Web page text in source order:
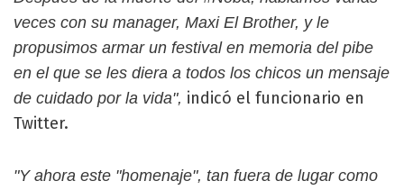
veces con su manager, Maxi El Brother, y le
propusimos armar un festival en memoria del pibe
en el que se les diera a todos los chicos un mensaje
de cuidado por la vida", indicó el funcionario en
Twitter.
"Y ahora este "homenaje", tan fuera de lugar como